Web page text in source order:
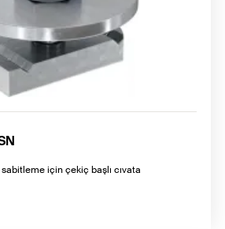
için çekiç başlı cıvata